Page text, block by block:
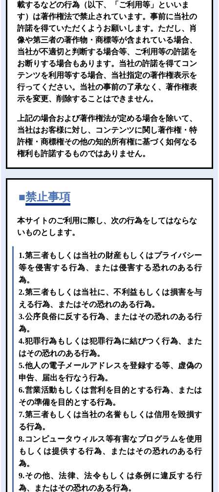
載するなどの行為（以下、「ご利用等」といいま
す）は著作権法で禁止されています。事前に当社の
許諾を得ていただくようお願いします。ただし、肖
像や第三者の著作物・商標等が含まれている場合、
当社が不適切と判断する場合等、ご利用等の許諾を
お断りする場合もあります。当社の許諾を得てコン
テンツを利用等する場合、当社指定の著作権表示を
行ってください。当社の事前の了承なく、著作権表
示を変更、削除することはできません。
上記の場合および著作権法が定める場合を除いて、
当社はお客様に対し、コンテンツに関し著作権・特
許権・商標権その他の知的所有権に基づく如何なる
権利も許諾するものではありません。
■禁止事項
本サイトのご利用に際し、次の行為をしてはならな
いものとします。
1.第三者もしくは当社の財産もしくはプライバシー
等を侵害する行為、または侵害する恐れのある行
為。
2.第三者もしくは当社に、不利益もしくは損害を与
える行為、またはその恐れのある行為。
3.公序良俗に反する行為、またはその恐れのある行
為。
4.犯罪行為もしくは犯罪行為に結びつく行為、また
はその恐れのある行為。
5.他人の電子メールアドレスを登録する等、虚偽の
申告、届出を行なう行為。
6.営業活動もしくは営利を目的とする行為、または
その準備を目的とする行為。
7.第三者もしくは当社の名誉もしくは信用を毀損す
る行為。
8.コンピュータウィルス等有害なプログラムを使用
もしくは提供する行為、またはその恐れのある行
為。
9.その他、法律、法令もしくは条例に違反する行
為、またはその恐れのある行為。